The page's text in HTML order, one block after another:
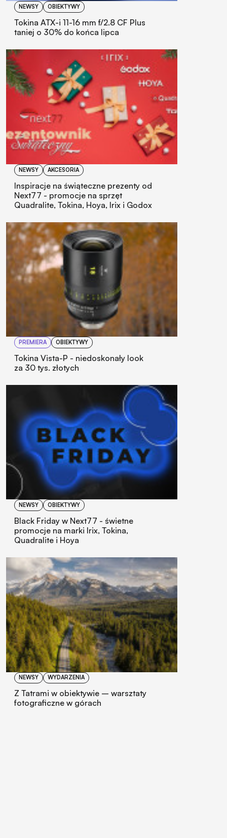
NEWSY OBIEKTYWY
Tokina ATX-i 11-16 mm f/2.8 CF Plus
taniej o 30% do końca lipca
NEWSY AKCESORIA
Inspiracje na świąteczne prezenty od
Next77 - promocje na sprzęt
Quadralite, Tokina, Hoya, Irix i Godox
PREMIERA OBIEKTYWY
Tokina Vista-P - niedoskonały look
za 30 tys. złotych
NEWSY OBIEKTYWY
Black Friday w Next77 - świetne
promocje na marki Irix, Tokina,
Quadralite i Hoya
NEWSY WYDARZENIA
Z Tatrami w obiektywie – warsztaty
fotograficzne w górach